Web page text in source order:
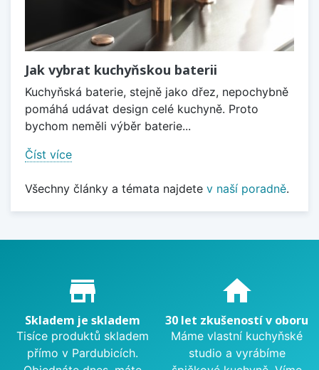
Jak vybrat kuchyňskou baterii
Kuchyňská baterie, stejně jako dřez, nepochybně
pomáhá udávat design celé kuchyně. Proto
bychom neměli výběr baterie...
Číst více
Všechny články a témata najdete v naší poradně.
Proč nakupovat u nás?
store_mall_directory
Skladem je skladem
Tisíce produktů skladem
přímo v Pardubicích.
home
30 let zkušeností v oboru
Máme vlastní kuchyňské
studio a vyrábíme